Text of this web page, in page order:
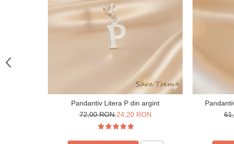
Pandantiv Litera P din argint
72,00 RON24,20 RON